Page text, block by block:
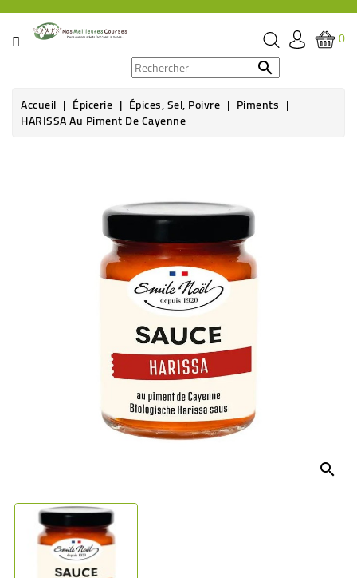
CATÉGORIE
ÉPICERIE
0

Accueil Épicerie Épices, Sel, Poivre Piments
HARISSA Au Piment De Cayenne
search